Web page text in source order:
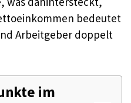
bedeutet
Arbeitgeber doppelt
im